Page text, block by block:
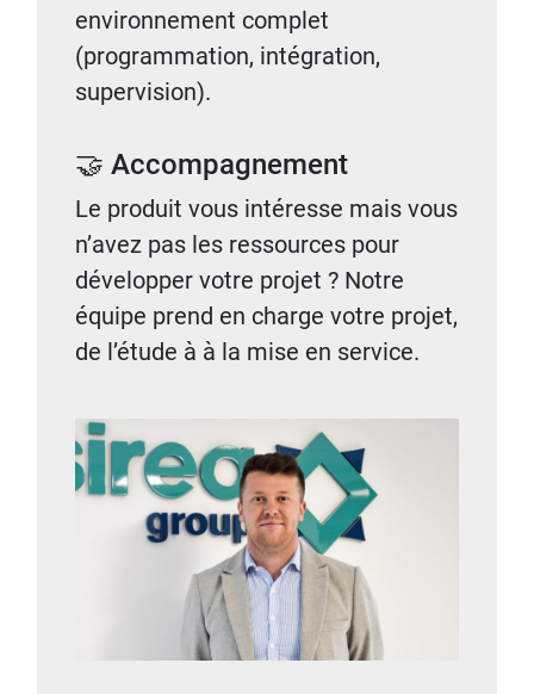
environnement complet
(programmation, intégration,
supervision).
🤝 Accompagnement
Le produit vous intéresse mais vous
n’avez pas les ressources pour
développer votre projet ? Notre
équipe prend en charge votre projet,
de l’étude à à la mise en service.